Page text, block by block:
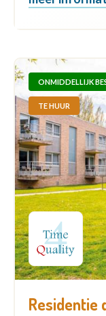
ONMIDDELLIJK
TE HUUR
Residentie